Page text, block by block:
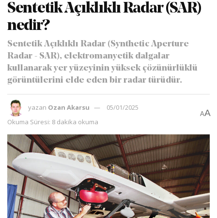
Sentetik Açıklıklı Radar (SAR)
nedir?
Sentetik Açıklıklı Radar (Synthetic Aperture
Radar - SAR), elektromanyetik dalgalar
kullanarak yer yüzeyinin yüksek çözünürlüklü
görüntülerini elde eden bir radar türüdür.
yazan Ozan Akarsu
05/01/2025
Okuma Süresi: 8 dakika okuma
AA